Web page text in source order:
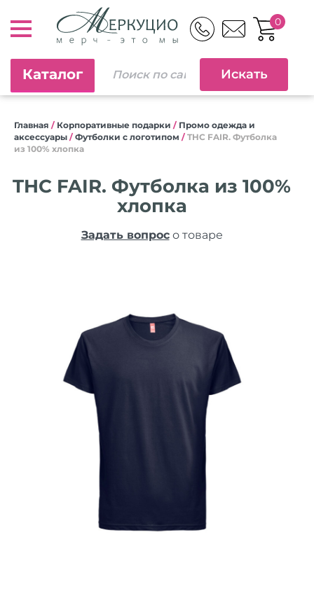
0
Каталог
Главная / Корпоративные подарки / Промо одежда и
аксессуары / Футболки с логотипом / THC FAIR. Футболка
из 100% хлопка
THC FAIR. Футболка из 100%
хлопка
Задать вопросо товаре